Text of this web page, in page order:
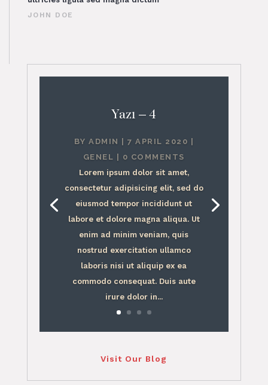
JOHN DOE
Yazı – 4
BYADMIN |7 APRIL 2020 |
GENEL | 0 COMMENTS
Lorem ipsum dolor sit amet,
consectetur adipisicing elit, sed do
eiusmod tempor incididunt ut
labore et dolore magna aliqua. Ut
enim ad minim veniam, quis
nostrud exercitation ullamco
laboris nisi ut aliquip ex ea
commodo consequat. Duis aute
irure dolor in...
Visit Our Blog